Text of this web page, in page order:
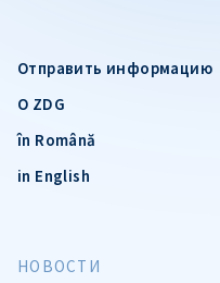
Отправить информацию
О ZDG
în Română
in English
НОВОСТИ